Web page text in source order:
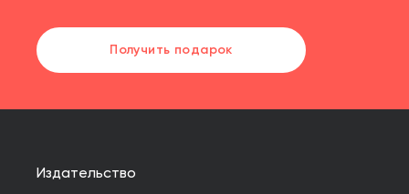
Получить подарок
Издательство